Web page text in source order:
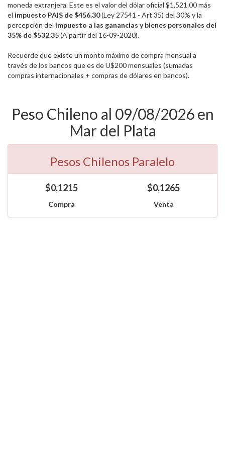
moneda extranjera. Este es el valor del dólar oficial $1,521.00 más
el impuesto PAIS de $456.30(Ley 27541 - Art 35) del 30% y la
percepción del impuesto a las ganancias y bienes personales del
35% de $532.35(A partir del 16-09-2020).
Recuerde que existe un monto máximo de compra mensual a
través de los bancos que es de U$200 mensuales (sumadas
compras internacionales + compras de dólares en bancos).
Peso Chileno al 09/08/2026 en
Mar del Plata
Pesos Chilenos Paralelo
$0,1215
Compra
$0,1265
Venta